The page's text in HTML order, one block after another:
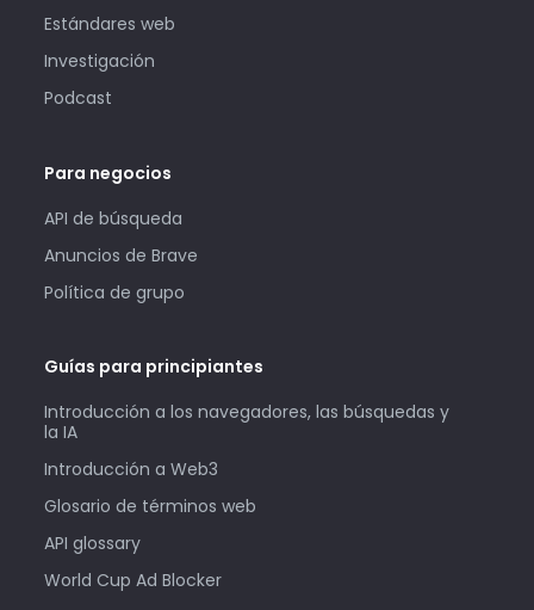
Estándares web
Investigación
Podcast
Para negocios
API de búsqueda
Anuncios de Brave
Política de grupo
Guías para principiantes
Introducción a los navegadores, las búsquedas y
la IA
Introducción a Web3
Glosario de términos web
API glossary
World Cup Ad Blocker